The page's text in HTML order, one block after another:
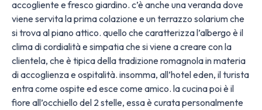
accogliente e fresco giardino. c’è anche una veranda dove
viene servita la prima colazione e un terrazzo solarium che
si trova al piano attico. quello che caratterizza l’albergo è il
clima di cordialità e simpatia che si viene a creare con la
clientela, che è tipica della tradizione romagnola in materia
di accoglienza e ospitalità. insomma, all’hotel eden, il turista
entra come ospite ed esce come amico. la cucina poi è il
fiore all’occhiello del 2 stelle, essa è curata personalmente